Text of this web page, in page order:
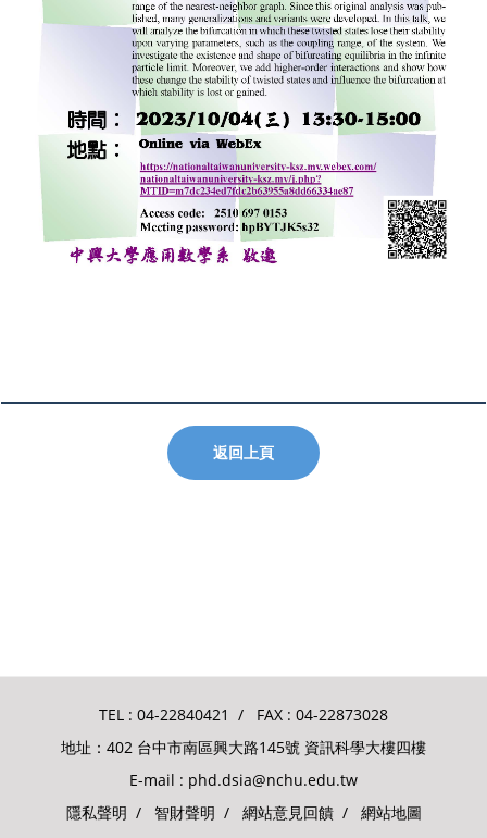
返回上頁
TEL : 04-22840421 / FAX : 04-22873028
地址：402 台中市南區興大路145號 資訊科學大樓四樓
E-mail : phd.dsia@nchu.edu.tw
隱私聲明 / 智財聲明 / 網站意見回饋/ 網站地圖